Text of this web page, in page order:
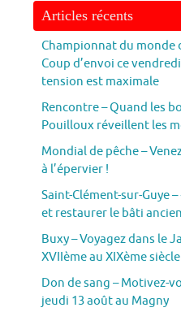
Articles récents
Championnat du monde
Coup d’envoi ce
tension est maximale
Rencontre – Quand les
Pouilloux réveillent les
Mondial de pêche –
à l’épervier !
Saint-Clément-sur-Guye
et restaurer le bâti
Buxy – Voyagez dans le
XVIIème au XIXème siècle
Don de sang – Motivez-
jeudi 13 août au Magny